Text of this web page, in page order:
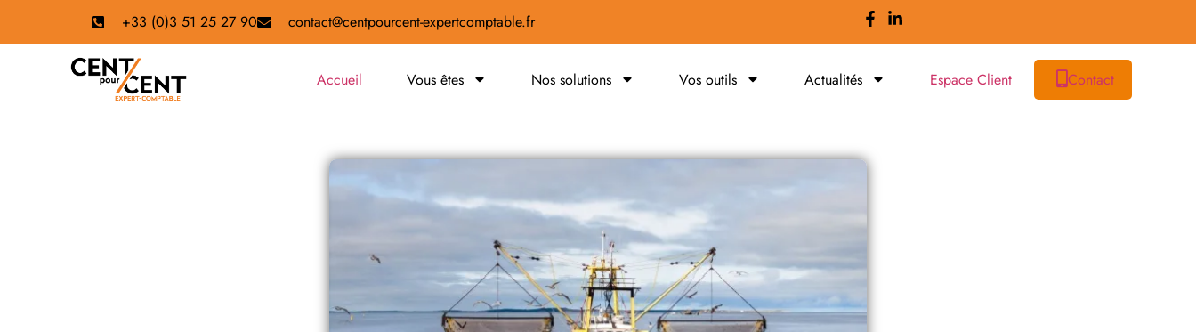
+33 (0)3 51 25 27 90 contact@centpourcent-expertcomptable.fr
Accueil Vous êtes Nos solutions Vos outils Actualités Espace Client Contact